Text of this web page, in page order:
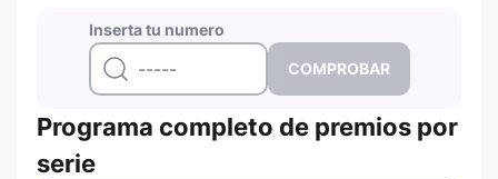
Inserta tu numero
Programa completo de premios por
serie